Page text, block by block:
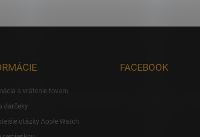
a vrátenie tovaru
darčeky
otázky Apple Watch
FACEBOOK